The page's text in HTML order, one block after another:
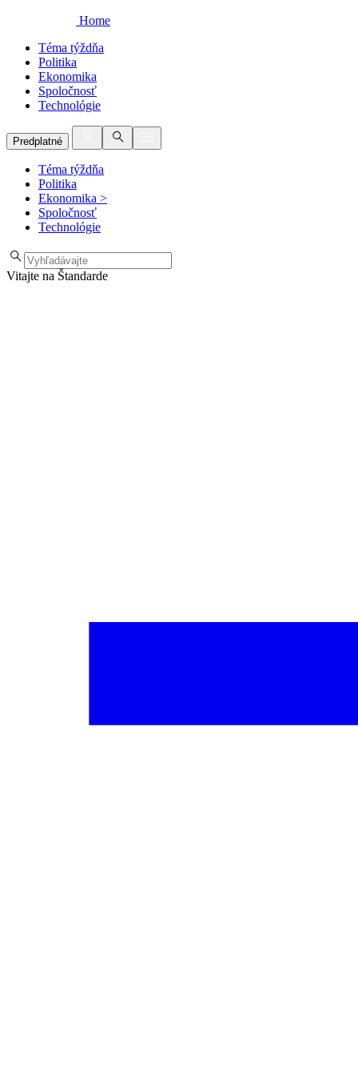
Home
Téma týždňa
Politika
Ekonomika
Spoločnosť
Technológie
Predplatné
Téma týždňa
Politika
Ekonomika >
Spoločnosť
Technológie
Vitajte na Štandarde